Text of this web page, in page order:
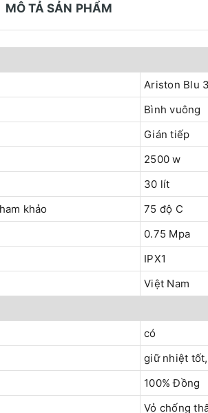
MÔ TẢ SẢN PHẨM
Ariston Blu
Bình vuông
Gián tiếp
2500 w
30 lít
khảo
75 độ C
0.75 Mpa
IPX1
Việt Nam
có
giữ nhiệt
100% Đồng
Vỏ chống